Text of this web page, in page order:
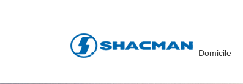
Domicile